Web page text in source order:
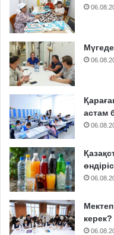
астам
керек?